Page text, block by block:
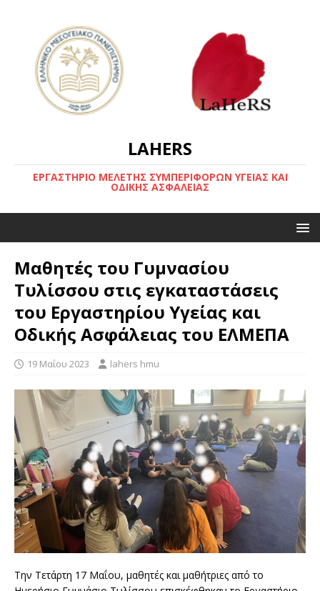
LAHERS
ΕΡΓΑΣΤΗΡΙΟ ΜΕΛΕΤΗΣ ΣΥΜΠΕΡΙΦΟΡΩΝ ΥΓΕΙΑΣ ΚΑΙ
ΟΔΙΚΗΣ ΑΣΦΑΛΕΙΑΣ
Μαθητές του Γυμνασίου
Τυλίσσου στις εγκαταστάσεις
του Εργαστηρίου Υγείας και
Οδικής Ασφάλειας του ΕΛΜΕΠΑ
19 Μαΐου 2023 lahers hmu
Την Τετάρτη 17 Μαΐου, μαθητές και μαθήτριες από το